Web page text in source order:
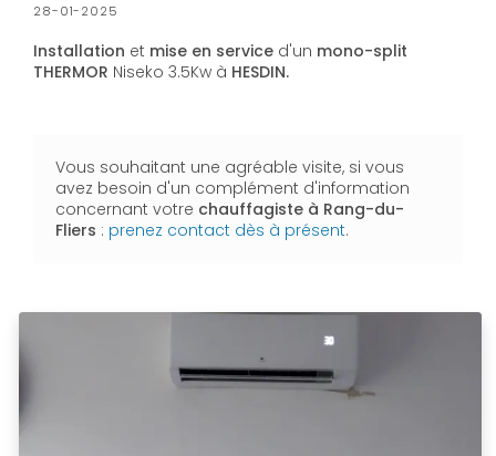
28-01-2025
Installation et mise en service d'un mono-split
THERMOR Niseko 3.5Kw à HESDIN.
Vous souhaitant une agréable visite, si vous
avez besoin d'un complément d'information
concernant votre chauffagiste à Rang-du-
Fliers : prenez contact dès à présent.